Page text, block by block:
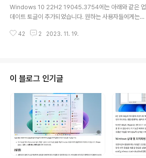
글이 추가됨
Windows 10 22H2 19045.3754에는 아래와 같은 업
데이트 토글이 추가되었습니다. 원하는 사용자들에게는
정할 수 있습니다. 현재는 RP 프리뷰 빌드에 업데이트 토
42 2 2023. 11. 19.
이 블로그 인기글